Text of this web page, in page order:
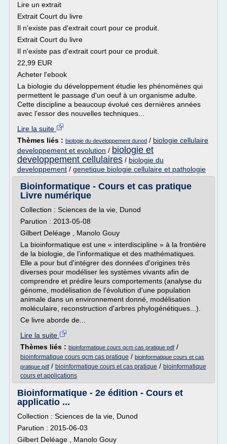
Lire un extrait
Extrait Court du livre
Il n'existe pas d'extrait court pour ce produit.
Extrait Court du livre
Il n'existe pas d'extrait court pour ce produit.
22,99 EUR
Acheter l'ebook
La biologie du développement étudie les phénomènes qui
permettent le passage d'un oeuf à un organisme adulte.
Cette discipline a beaucoup évolué ces dernières années
avec l'essor des nouvelles techniques...
Lire la suite
Thèmes liés : biologie du developpement dunod / biologie cellulaire
developpement et evolution / biologie et
developpement cellulaires / biologie du
developpement / genetique biologie cellulaire et pathologie
Bioinformatique - Cours et cas pratique
Livre numérique
Collection : Sciences de la vie, Dunod
Parution : 2013-05-08
Gilbert Deléage , Manolo Gouy
La bioinformatique est une « interdiscipline » à la frontière
de la biologie, de l'informatique et des mathématiques.
Elle a pour but d'intégrer des données d'origines très
diverses pour modéliser les systèmes vivants afin de
comprendre et prédire leurs comportements (analyse du
génome, modélisation de l'évolution d'une population
animale dans un environnement donné, modélisation
moléculaire, reconstruction d'arbres phylogénétiques...).
Ce livre aborde de...
Lire la suite
Thèmes liés : bioinformatique cours qcm cas pratique pdf /
bioinformatique cours qcm cas pratique / bioinformatique cours et cas
pratique pdf / bioinformatique cours et cas pratique / bioinformatique
cours et applications
Bioinformatique - 2e édition - Cours et
applicatio ...
Collection : Sciences de la vie, Dunod
Parution : 2015-06-03
Gilbert Deléage , Manolo Gouy